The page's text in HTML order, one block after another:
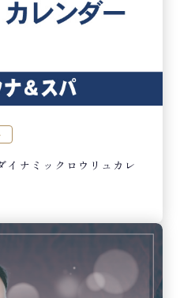
イナミックロウリュカレ